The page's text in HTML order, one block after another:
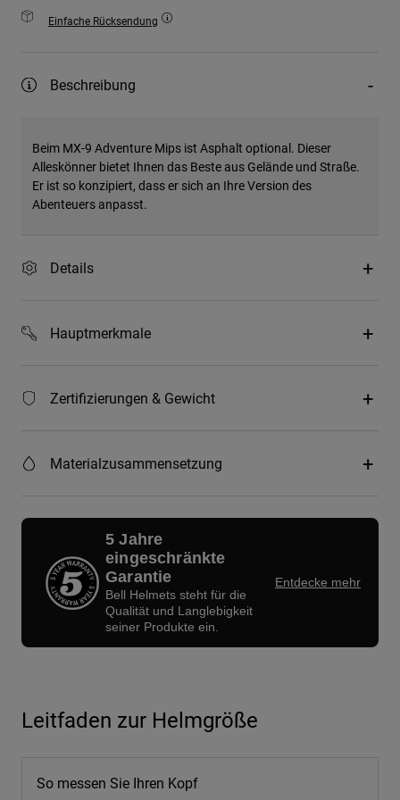
Einfache Rücksendung
Beschreibung
Beim MX-9 Adventure Mips ist Asphalt optional. Dieser
Alleskönner bietet Ihnen das Beste aus Gelände und Straße.
Er ist so konzipiert, dass er sich an Ihre Version des
Abenteuers anpasst.
Details
Hauptmerkmale
Zertifizierungen & Gewicht
Materialzusammensetzung
5 Jahre
eingeschränkte
Garantie
Bell Helmets steht für die
Qualität und Langlebigkeit
seiner Produkte ein.
Entdecke mehr
Leitfaden zur Helmgröße
So messen Sie Ihren Kopf